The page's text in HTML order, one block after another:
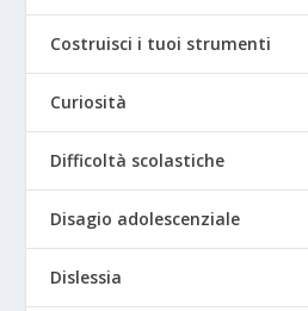
Costruisci i tuoi strumenti
Curiosità
Difficoltà scolastiche
Disagio adolescenziale
Dislessia